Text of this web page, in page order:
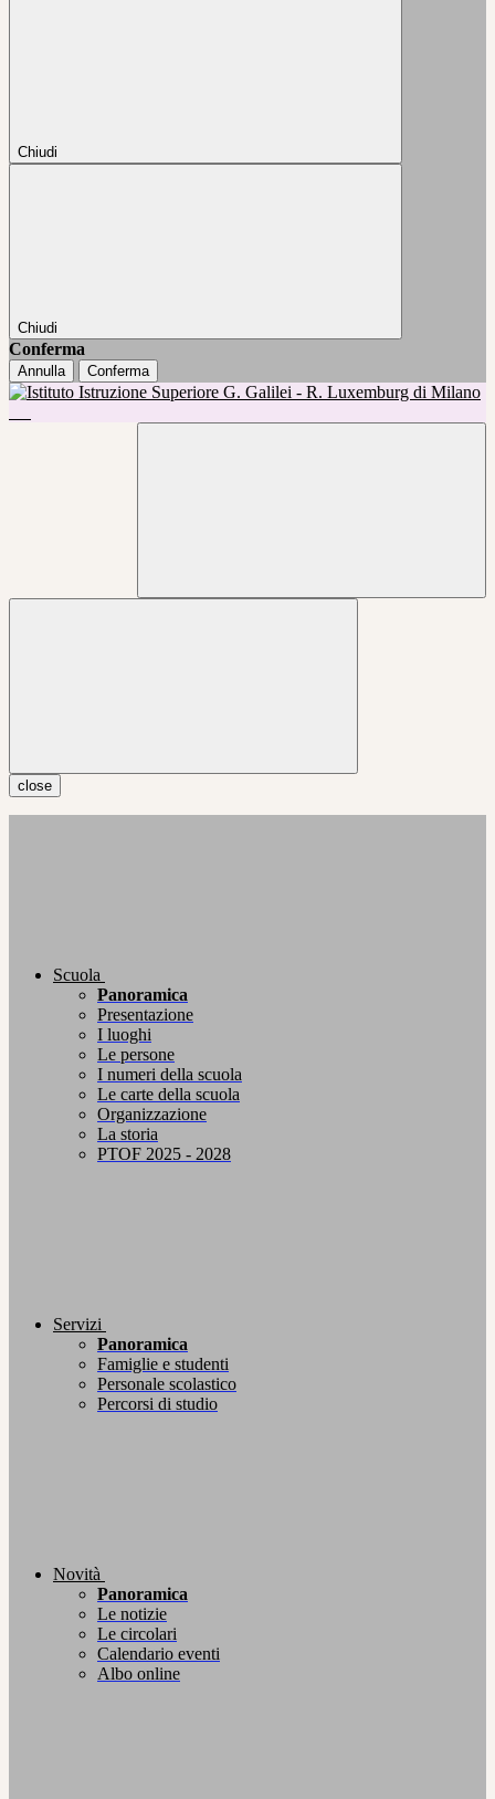
Chiudi
Chiudi
Conferma
Annulla Conferma
close
Scuola
Panoramica
Presentazione
I luoghi
Le persone
I numeri della scuola
Le carte della scuola
Organizzazione
La storia
PTOF 2025 - 2028
Servizi
Panoramica
Famiglie e studenti
Personale scolastico
Percorsi di studio
Novità
Panoramica
Le notizie
Le circolari
Calendario eventi
Albo online